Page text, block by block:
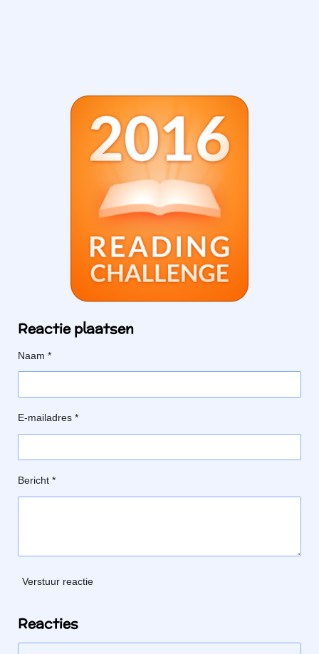
Reactie plaatsen
Naam *
E-mailadres *
Bericht *
Verstuur reactie
Reacties